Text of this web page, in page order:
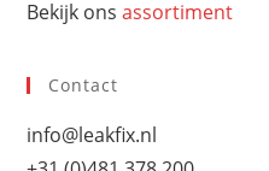
Bekijk onsassortiment
Contact
info@leakfix.nl